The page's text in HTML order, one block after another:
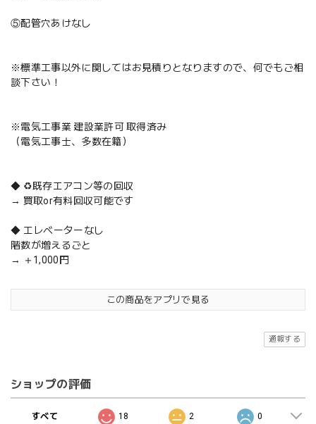
⑤配管穴あけなし
※標準工事以外に関してはお見積りとなりますので、何でもご相
談下さい！
※電気工事業 建設業許可 取得済み
（電気工事士、多数在籍）
◆ ♻️既存エアコン等の回収
→ 買取or有料回収可能です
◆ エレベーターなし
階数が増えるごと
→ ＋1,000円
この商品をアプリで見る
通報する
ショップの評価
すべて 18 2 0